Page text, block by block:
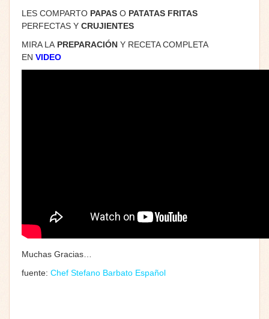
LES COMPARTO PAPAS O PATATAS FRITAS
PERFECTAS Y CRUJIENTES
MIRA LA PREPARACIÓN Y RECETA COMPLETA
EN VIDEO
Muchas Gracias…
fuente: Chef Stefano Barbato Español